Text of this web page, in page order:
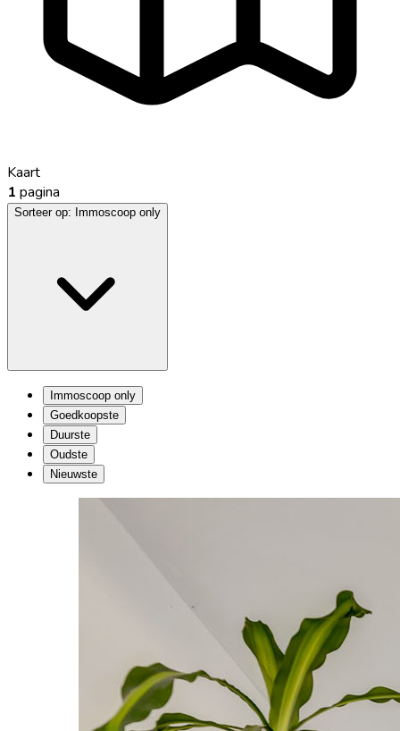
Kaart
1 pagina
Sorteer op: Immoscoop only
Immoscoop only
Goedkoopste
Duurste
Oudste
Nieuwste